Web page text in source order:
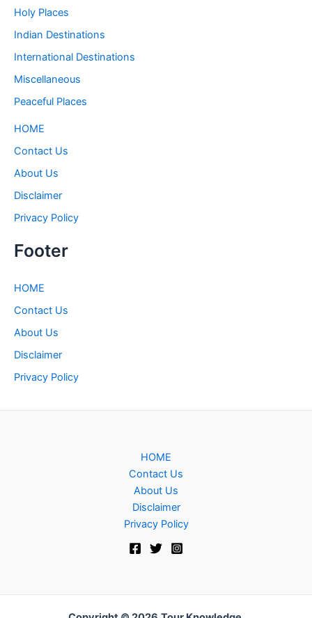
Holy Places
Indian Destinations
International Destinations
Miscellaneous
Peaceful Places
HOME
Contact Us
About Us
Disclaimer
Privacy Policy
Footer
HOME
Contact Us
About Us
Disclaimer
Privacy Policy
HOME
Contact Us
About Us
Disclaimer
Privacy Policy